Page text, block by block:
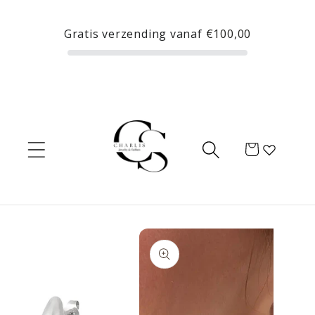
Gratis verzending vanaf €100,00
content
Winkelwagen